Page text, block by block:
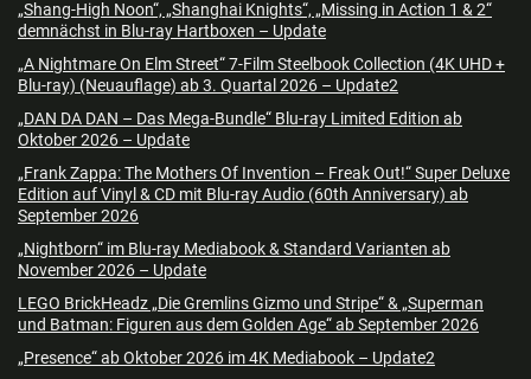
„Shang-High Noon“, „Shanghai Knights“, „Missing in Action 1 & 2“
demnächst in Blu-ray Hartboxen – Update
„A Nightmare On Elm Street“ 7-Film Steelbook Collection (4K UHD +
Blu-ray) (Neuauflage) ab 3. Quartal 2026 – Update2
„DAN DA DAN – Das Mega-Bundle“ Blu-ray Limited Edition ab
Oktober 2026 – Update
„Frank Zappa: The Mothers Of Invention – Freak Out!“ Super Deluxe
Edition auf Vinyl & CD mit Blu-ray Audio (60th Anniversary) ab
September 2026
„Nightborn“ im Blu-ray Mediabook & Standard Varianten ab
November 2026 – Update
LEGO BrickHeadz „Die Gremlins Gizmo und Stripe“ & „Superman
und Batman: Figuren aus dem Golden Age“ ab September 2026
„Presence“ ab Oktober 2026 im 4K Mediabook – Update2